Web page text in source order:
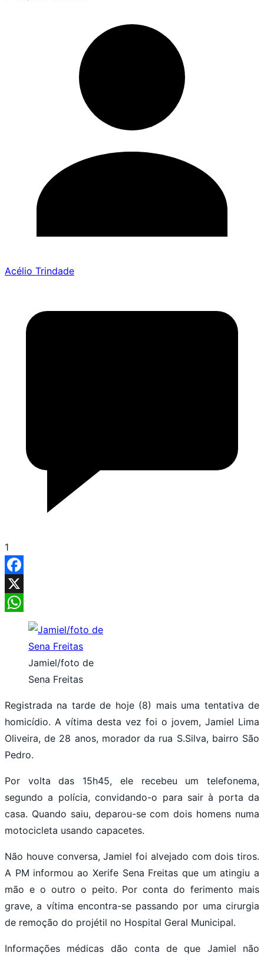
Acélio Trindade
1
Facebook
X
WhatsApp
Jamiel/foto de
Sena Freitas
Registrada na tarde de hoje (8) mais uma tentativa de
homicídio. A vítima desta vez foi o jovem, Jamiel Lima
Oliveira, de 28 anos, morador da rua S.Silva, bairro São
Pedro.
Por volta das 15h45, ele recebeu um telefonema,
segundo a polícia, convidando-o para sair à porta da
casa. Quando saiu, deparou-se com dois homens numa
motocicleta usando capacetes.
Não houve conversa, Jamiel foi alvejado com dois tiros.
A PM informou ao Xerife Sena Freitas que um atingiu a
mão e o outro o peito. Por conta do ferimento mais
grave, a vítima encontra-se passando por uma cirurgia
de remoção do projétil no Hospital Geral Municipal.
Informações médicas dão conta de que Jamiel não